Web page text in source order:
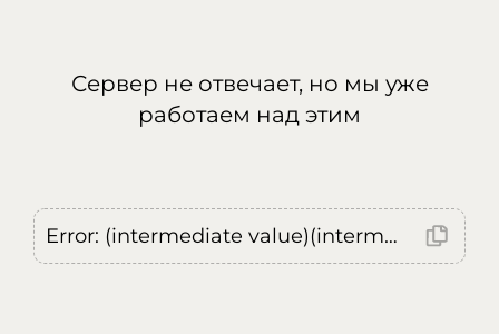
Сервер не отвечает, но мы уже
работаем над этим
Error: (intermediate value)(intermediate value)(intermediate value).replaceAll is not a function